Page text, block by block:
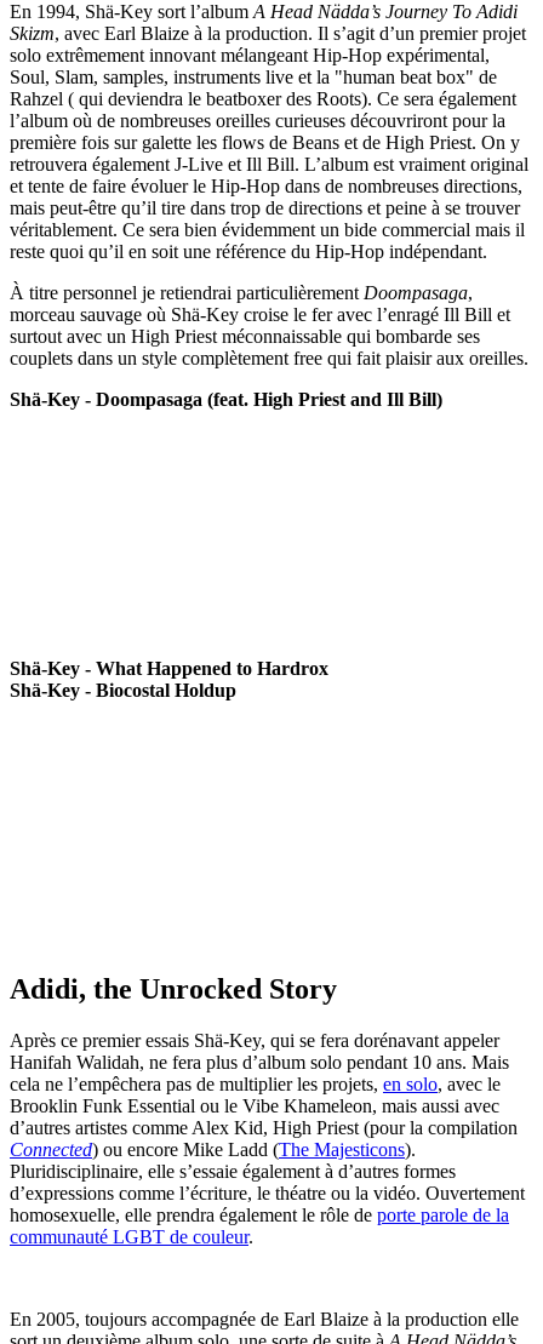
En 1994, Shä-Key sort l’album A Head Nädda’s Journey To Adidi
Skizm, avec Earl Blaize à la production. Il s’agit d’un premier projet
solo extrêmement innovant mélangeant Hip-Hop expérimental,
Soul, Slam, samples, instruments live et la "human beat box" de
Rahzel ( qui deviendra le beatboxer des Roots). Ce sera également
l’album où de nombreuses oreilles curieuses découvriront pour la
première fois sur galette les flows de Beans et de High Priest. On y
retrouvera également J-Live et Ill Bill. L’album est vraiment original
et tente de faire évoluer le Hip-Hop dans de nombreuses directions,
mais peut-être qu’il tire dans trop de directions et peine à se trouver
véritablement. Ce sera bien évidemment un bide commercial mais il
reste quoi qu’il en soit une référence du Hip-Hop indépendant.
À titre personnel je retiendrai particulièrement Doompasaga,
morceau sauvage où Shä-Key croise le fer avec l’enragé Ill Bill et
surtout avec un High Priest méconnaissable qui bombarde ses
couplets dans un style complètement free qui fait plaisir aux oreilles.
Shä-Key - Doompasaga (feat. High Priest and Ill Bill)
Shä-Key - What Happened to Hardrox
Shä-Key - Biocostal Holdup
Adidi, the Unrocked Story
Après ce premier essais Shä-Key, qui se fera dorénavant appeler
Hanifah Walidah, ne fera plus d’album solo pendant 10 ans. Mais
cela ne l’empêchera pas de multiplier les projets, en solo, avec le
Brooklin Funk Essential ou le Vibe Khameleon, mais aussi avec
d’autres artistes comme Alex Kid, High Priest (pour la compilation
Connected) ou encore Mike Ladd (The Majesticons).
Pluridisciplinaire, elle s’essaie également à d’autres formes
d’expressions comme l’écriture, le théatre ou la vidéo. Ouvertement
homosexuelle, elle prendra également le rôle de porte parole de la
communauté LGBT de couleur.
En 2005, toujours accompagnée de Earl Blaize à la production elle